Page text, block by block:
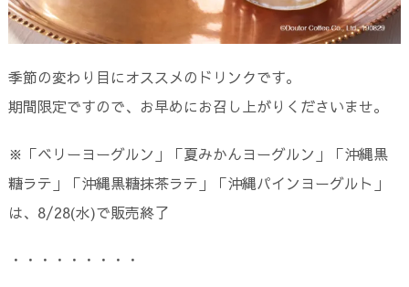
季節の変わり目にオススメのドリンクです。
期間限定ですので、お早めにお召し上がりくださいませ。
※「ベリーヨーグルン」「夏みかんヨーグルン」「沖縄黒
糖ラテ」「沖縄黒糖抹茶ラテ」「沖縄パインヨーグルト」
は、8/28(水)で販売終了
・・・・・・・・・